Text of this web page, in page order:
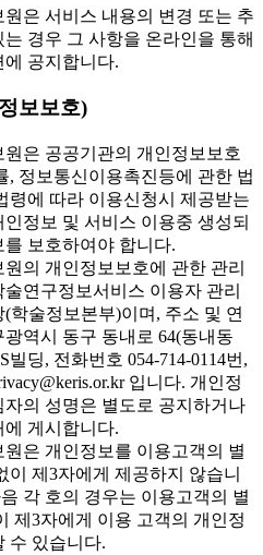
은 서비스 내용의 변경 또는 추
는 경우 그 사항을 온라인을 통해
공지합니다.
보보호)
은 공공기관의 개인정보보호
, 정보통신이용촉진등에 관한 법
령에 따라 이용신청시 제공받는
인정보 및 서비스 이용중 생성되
를 보호하여야 합니다.
의 개인정보보호에 관한 관리
연구정보서비스 이용자 관리
(학술정보본부)이며, 주소 및 연
광역시 동구 동내로 64(동내동
빌딩, 전화번호 054-714-0114번,
입니다. 개인정
자의 성명은 별도로 공지하거나
게시합니다.
은 개인정보를 이용고객의 별
이 제3자에게 제공하지 않습니
각 호의 경우는 이용고객의 별
제3자에게 이용 고객의 개인정
수 있습니다.